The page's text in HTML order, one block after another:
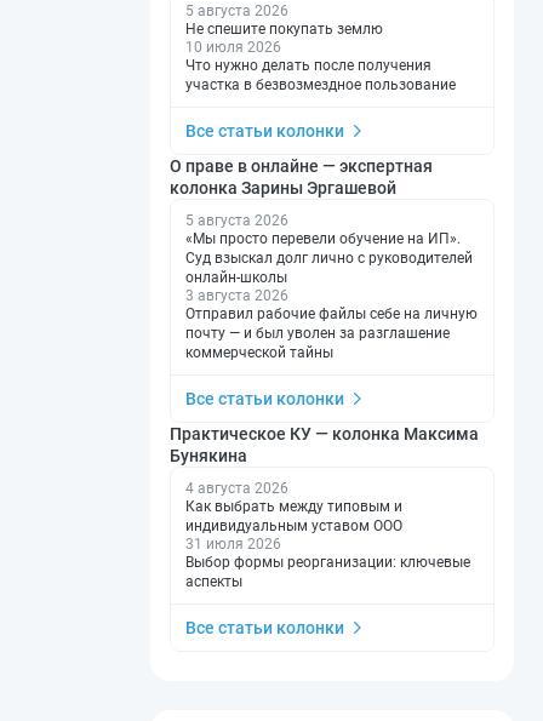
5 августа 2026
Не спешите покупать землю
10 июля 2026
Что нужно делать после получения
участка в безвозмездное пользование
Все статьи колонки
О праве в онлайне — экспертная
колонка Зарины Эргашевой
5 августа 2026
«Мы просто перевели обучение на ИП».
Суд взыскал долг лично с руководителей
онлайн-школы
3 августа 2026
Отправил рабочие файлы себе на личную
почту — и был уволен за разглашение
коммерческой тайны
Все статьи колонки
Практическое КУ — колонка Максима
Бунякина
4 августа 2026
Как выбрать между типовым и
индивидуальным уставом ООО
31 июля 2026
Выбор формы реорганизации: ключевые
аспекты
Все статьи колонки